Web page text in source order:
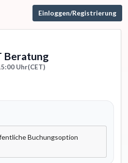
Einloggen/Registrierung
Beratung
Uhr(CET)
Buchungsoption